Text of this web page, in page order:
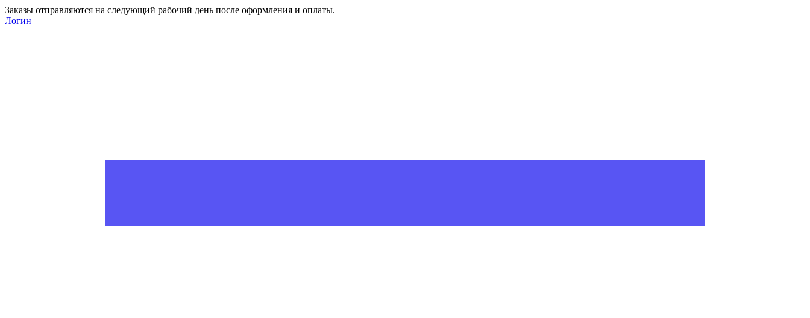
Заказы отправляются на следующий рабочий день после оформления и оплаты.
Логин